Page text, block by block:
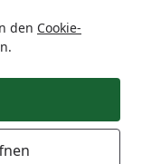
den Cookie-
eineschnelle
auf Lager
von 1-2 Tagen
Lieferzeit